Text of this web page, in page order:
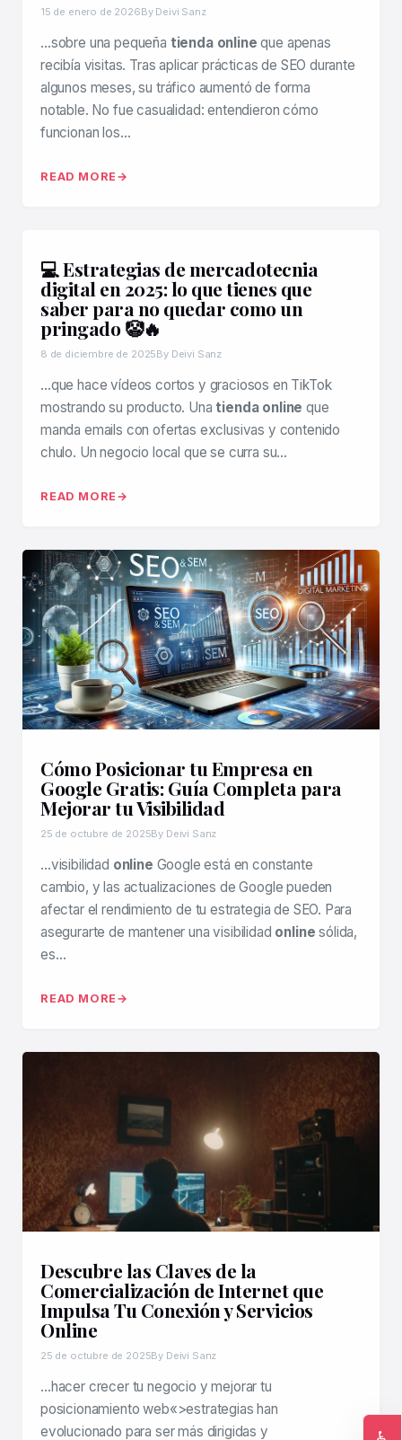
15 de enero de 2026By Deivi Sanz
…sobre una pequeña tienda online que apenas
recibía visitas. Tras aplicar prácticas de SEO durante
algunos meses, su tráfico aumentó de forma
notable. No fue casualidad: entendieron cómo
funcionan los…
READ MORE
💻 Estrategias de mercadotecnia
digital en 2025: lo que tienes que
saber para no quedar como un
pringado 🤡🔥
8 de diciembre de 2025By Deivi Sanz
…que hace vídeos cortos y graciosos en TikTok
mostrando su producto. Una tienda online que
manda emails con ofertas exclusivas y contenido
chulo. Un negocio local que se curra su…
READ MORE
Cómo Posicionar tu Empresa en
Google Gratis: Guía Completa para
Mejorar tu Visibilidad
25 de octubre de 2025By Deivi Sanz
…visibilidad online Google está en constante
cambio, y las actualizaciones de Google pueden
afectar el rendimiento de tu estrategia de SEO. Para
asegurarte de mantener una visibilidad online sólida,
es…
READ MORE
Descubre las Claves de la
Comercialización de Internet que
Impulsa Tu Conexión y Servicios
Online
25 de octubre de 2025By Deivi Sanz
…hacer crecer tu negocio y mejorar tu
posicionamiento web«>estrategias han
evolucionado para ser más dirigidas y